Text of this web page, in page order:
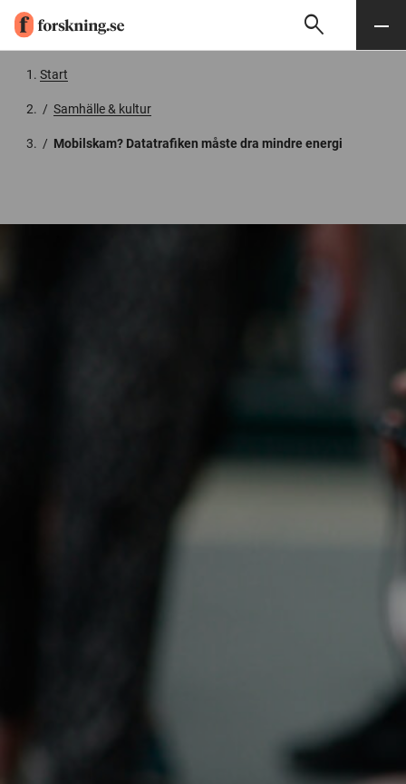
Söksearch Meny
Start
/ Samhälle & kultur
/ Mobilskam? Datatrafiken måste dra mindre energi